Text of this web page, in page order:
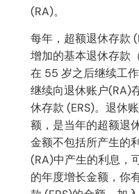
(RA)。
每年，超额退休存款
增加的基本退休存款
在 55 岁之后继续工
继续向退休账户(RA)
休存款 (ERS)。退休
额，是当年的超额退
金额不包括所产生的
(RA)中产生的利息，
的年度增长金额，你